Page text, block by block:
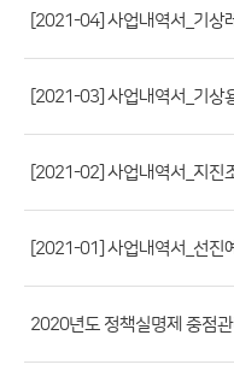
게
시
판
목
록
(번
호,
등
부
서,
첨
[2021-04] 사업내역서_기상
[2021-03] 사업내역서_기상
[2021-02] 사업내역서_지진
[2021-01] 사업내역서_선진
2020년도 정책실명제 중점